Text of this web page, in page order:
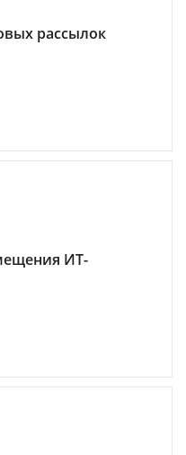
рассылок
ИТ-